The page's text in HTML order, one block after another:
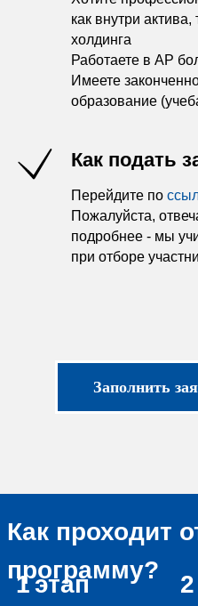
как внутри
холдинга
Работаете в АР
Имеете
образование
Как подать
Перейдите по
Пожалуйста,
подробнее - мы
при отборе
Заполнить
2
прохождение
тестирования
работать с
числовой
и рекомендаций от
этап
Как проходит отбор в
программу?